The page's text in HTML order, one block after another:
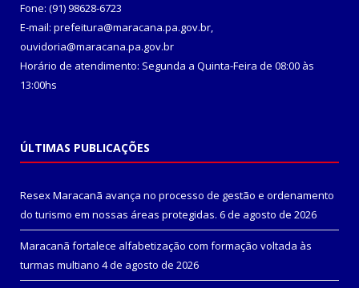
Fone: (91) 98628-6723
E-mail: prefeitura@maracana.pa.gov.br,
ouvidoria@maracana.pa.gov.br
Horário de atendimento: Segunda a Quinta-Feira de 08:00 às
13:00hs
ÚLTIMAS PUBLICAÇÕES
Resex Maracanã avança no processo de gestão e ordenamento
do turismo em nossas áreas protegidas. 6 de agosto de 2026
Maracanã fortalece alfabetização com formação voltada às
turmas multiano 4 de agosto de 2026